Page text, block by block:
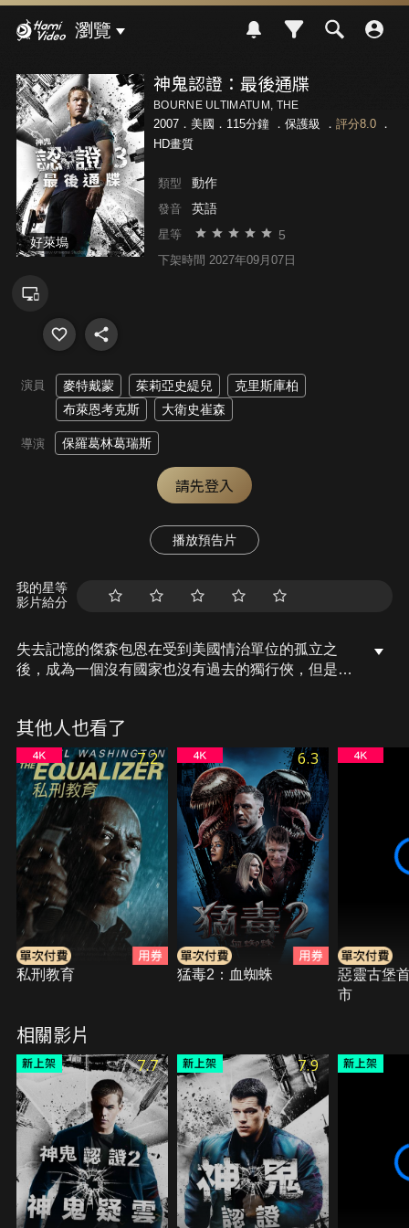
瀏覽
好萊塢
神鬼認證：最後通牒
BOURNE ULTIMATUM, THE
2007．美國．115分鐘 ． 保護級 ． 評分8.0．
HD畫質
類型 動作
發音 英語
星等 5
下架時間 2027年09月07日
演員 麥特戴蒙 茱莉亞史緹兒
克里斯庫柏
布萊恩考克斯
大衛史崔森
導演 保羅葛林葛瑞斯
請先登入
播放預告片
我的星等
影片給分
失去記憶的傑森包恩在受到美國情治單位的孤立之
後，成為一個沒有國家也沒有過去的獨行俠，但是幸
追捕的對象。自從上次他的摯愛瑪莉被職業殺手一槍
斃命後，他就展開一場跨國的報復行動。當他終於找
到了兇手，也完成了這場驚心動魄的報復行動，他只
想從此永遠消失，並忘記他被奪走的人生和過去，但
是當一份倫敦報紙的頭版新聞揭發他的存在之後，他
又發現自己成為暗殺對象。
其他人也看了
7.2
私刑教育
6.3
猛毒2：血蜘蛛
惡靈古堡
市
相關影片
7.7 7.9